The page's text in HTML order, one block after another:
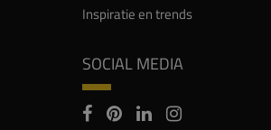
Inspiratie en trends
SOCIAL MEDIA